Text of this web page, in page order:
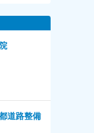
道路整備